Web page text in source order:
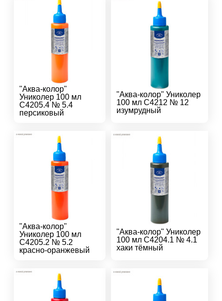
"Аква-колор"
Униколер 100 мл
С4205.4 № 5.4
персиковый
"Аква-колор" Униколер
100 мл С4212 № 12
изумрудный
"Аква-колор"
Униколер 100 мл
С4205.2 № 5.2
красно-оранжевый
"Аква-колор" Униколер
100 мл С4204.1 № 4.1
хаки тёмный